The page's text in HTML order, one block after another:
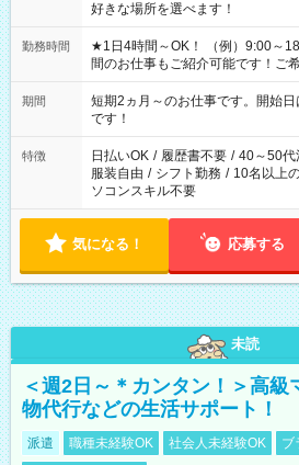
好きな場所を選べます！
勤務時間
★1日4時間～OK！ （例）9:00～
間のお仕事もご紹介可能です！ご
家庭の都合でお休みが必要な場合
※週最低15時間以上の勤務が必要
期間
短期2ヵ月～のお仕事です。開始
です！
特徴 日払いOK / 履歴書不要 / 40～50代
服装自由 / シフト勤務 / 10名以上
ソコンスキル不要
気になる！ 応募する
未読
＜週2日～＊カンタン！＞高級
物代行などの生活サポート！
派遣 職種未経験OK 社会人未経験OK
ブ